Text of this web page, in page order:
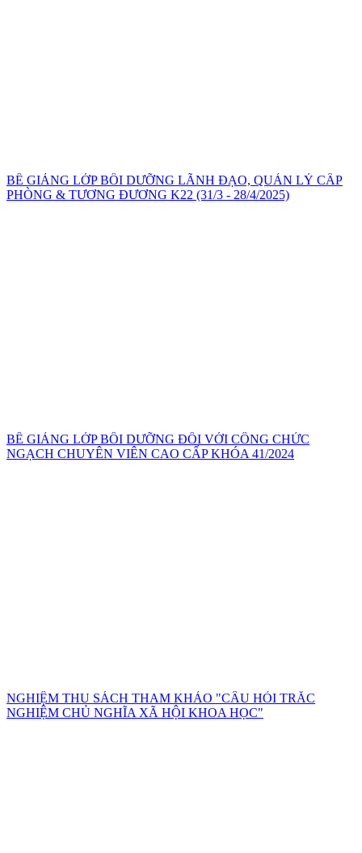
BẾ GIẢNG LỚP BỒI DƯỠNG LÃNH ĐẠO, QUẢN LÝ CẤP
PHÒNG & TƯƠNG ĐƯƠNG K22 (31/3 - 28/4/2025)
BẾ GIẢNG LỚP BỒI DƯỠNG ĐỐI VỚI CÔNG CHỨC
NGẠCH CHUYÊN VIÊN CAO CẤP KHÓA 41/2024
NGHIỆM THU SÁCH THAM KHẢO "CÂU HỎI TRẮC
NGHIỆM CHỦ NGHĨA XÃ HỘI KHOA HỌC"